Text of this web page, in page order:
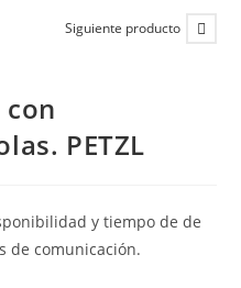
Siguiente producto
PETZL
y tiempo de de
de comunicación.